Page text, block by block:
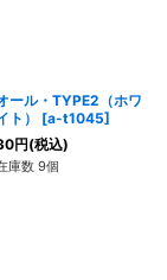
ール・TYPE2（ホワ
ト）
[a-t1045]
円(税込)
庫数 9個